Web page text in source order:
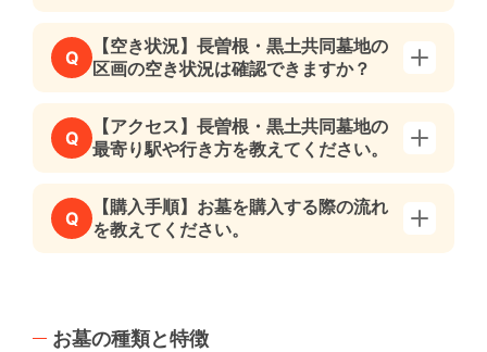
Q
【空き状況】長曽根・黒土共同墓地の
区画の空き状況は確認できますか？
Q
【アクセス】長曽根・黒土共同墓地の
最寄り駅や行き方を教えてください。
Q
【購入手順】お墓を購入する際の流れ
を教えてください。
お墓の種類と特徴